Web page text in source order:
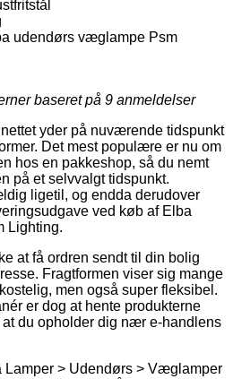
udendørs væglampe Psm
baseret på 9 anmeldelser
yder på nuværende tidspunkt
Det mest populære er nu om
hos en pakkeshop, så du nemt
på et selvvalgt tidspunkt.
ligetil, og endda derudover
ved køb af Elba
Lighting.
at få ordren sendt til din bolig
Fragtformen viser sig mange
men også super fleksibel.
er dog at hente produkterne
du opholder dig nær e-handlens
Lamper > Udendørs > Væglamper